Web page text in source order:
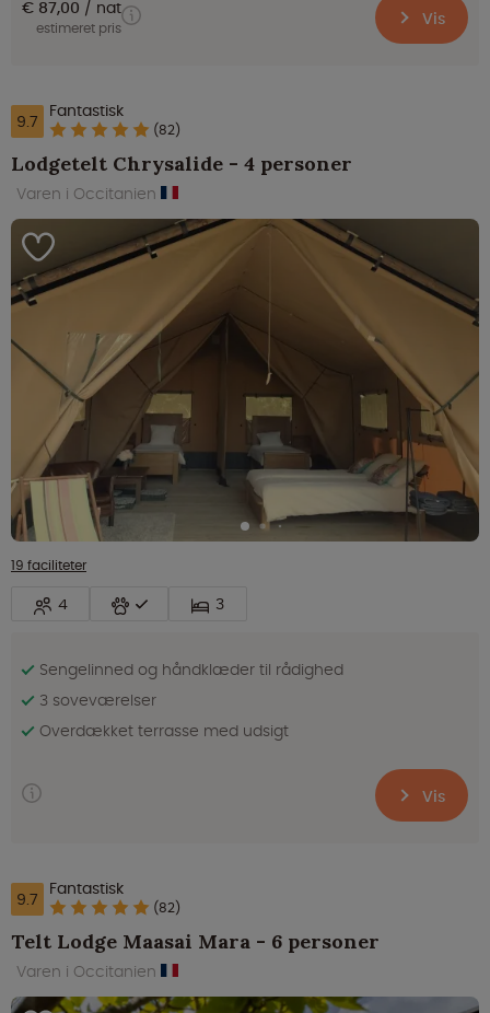
€ 87,00 nat
estimeret pris Vis
9.7 Fantastisk
(82)
Lodgetelt Chrysalide - 4 personer
Varen i Occitanien
19 faciliteter
4 3
Sengelinned og håndklæder til rådighed
3 soveværelser
Overdækket terrasse med udsigt
Vis
9.7 Fantastisk
(82)
Telt Lodge Maasai Mara - 6 personer
Varen i Occitanien